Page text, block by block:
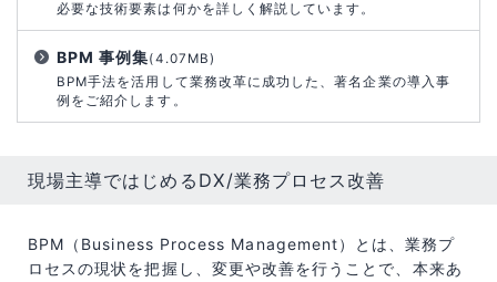
必要な技術要素は何かを詳しく解説しています。
BPM 事例集(4.07MB)
BPM手法を活用して業務改革に成功した、著名企業の導入事
例をご紹介します。
現場主導ではじめるDX/業務プロセス改善
BPM（Business Process Management）とは、業務プ
ロセスの現状を把握し、変更や改善を行うことで、本来あ